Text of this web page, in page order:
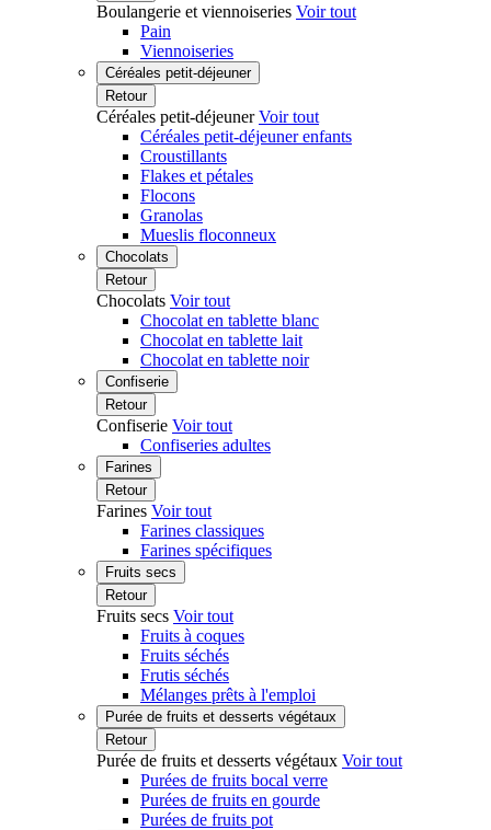
Boulangerie et viennoiseries Voir tout
Pain
Viennoiseries
Céréales petit-déjeuner
Retour
Céréales petit-déjeunerVoir tout
Céréales petit-déjeuner enfants
Croustillants
Flakes et pétales
Flocons
Granolas
Mueslis floconneux
Chocolats
Retour
Chocolats Voir tout
Chocolat en tablette blanc
Chocolat en tablette lait
Chocolat en tablette noir
Confiserie
Retour
Confiserie Voir tout
Confiseries adultes
Farines
Retour
Farines Voir tout
Farines classiques
Farines spécifiques
Fruits secs
Retour
Fruits secs Voir tout
Fruits à coques
Fruits séchés
Frutis séchés
Mélanges prêts à l'emploi
Purée de fruits et desserts végétaux
Retour
Purée de fruits et desserts végétaux Voir tout
Purées de fruits bocal verre
Purées de fruits en gourde
Purées de fruits pot